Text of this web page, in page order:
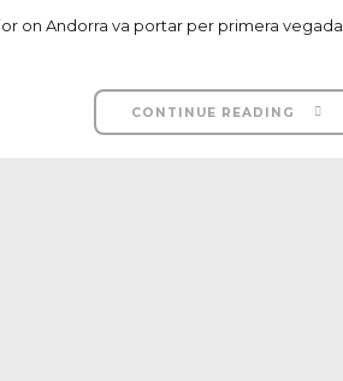
on Andorra va portar per primera vegada
CONTINUE READING